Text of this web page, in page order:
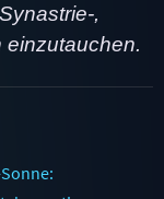
,
einzutauchen.